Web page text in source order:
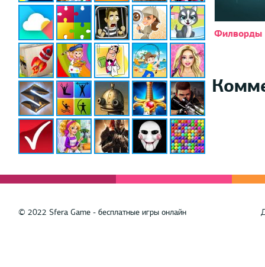
Филворды
© 2022 Sfera Game - бесплатные игры онлайн